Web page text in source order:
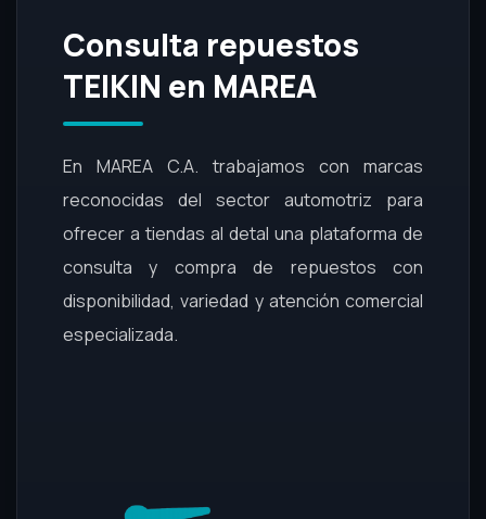
Consulta repuestos
TEIKIN en MAREA
En MAREA C.A. trabajamos con marcas
reconocidas del sector automotriz para
ofrecer a tiendas al detal una plataforma de
consulta y compra de repuestos con
disponibilidad, variedad y atención comercial
especializada.